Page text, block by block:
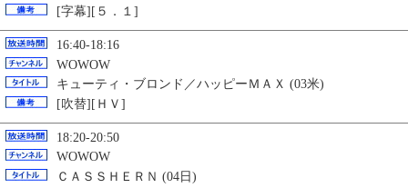
[字幕][５．１]
16:40-18:16
WOWOW
キューティ・ブロンド／ハッピーＭＡＸ (03米)
[吹替][ＨＶ]
18:20-20:50
WOWOW
ＣＡＳＳＨＥＲＮ (04日)